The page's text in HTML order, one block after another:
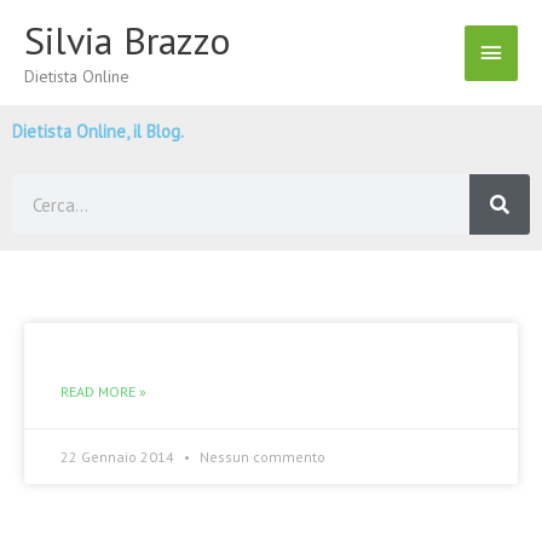
contenuto
Silvia Brazzo
Dietista Online
Menu
Dietista Online, il Blog.
READ MORE »
22 Gennaio 2014 Nessun commento